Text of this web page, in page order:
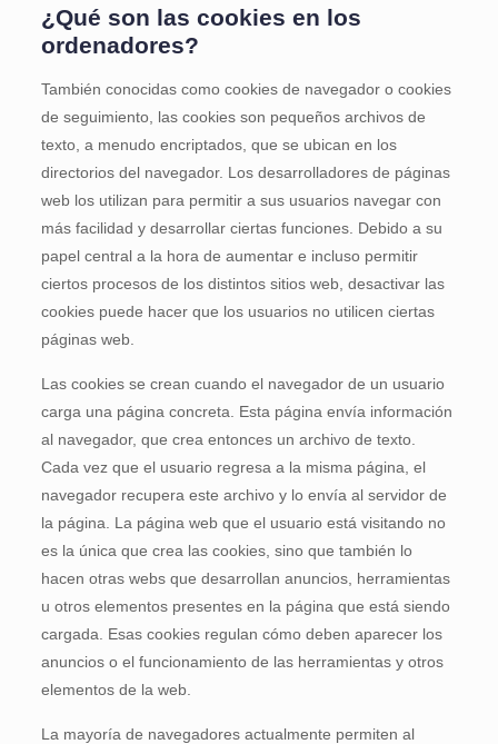
¿Qué son las cookies en los
ordenadores?
También conocidas como cookies de navegador o cookies
de seguimiento, las cookies son pequeños archivos de
texto, a menudo encriptados, que se ubican en los
directorios del navegador. Los desarrolladores de páginas
web los utilizan para permitir a sus usuarios navegar con
más facilidad y desarrollar ciertas funciones. Debido a su
papel central a la hora de aumentar e incluso permitir
ciertos procesos de los distintos sitios web, desactivar las
cookies puede hacer que los usuarios no utilicen ciertas
páginas web.
Las cookies se crean cuando el navegador de un usuario
carga una página concreta. Esta página envía información
al navegador, que crea entonces un archivo de texto.
Cada vez que el usuario regresa a la misma página, el
navegador recupera este archivo y lo envía al servidor de
la página. La página web que el usuario está visitando no
es la única que crea las cookies, sino que también lo
hacen otras webs que desarrollan anuncios, herramientas
u otros elementos presentes en la página que está siendo
cargada. Esas cookies regulan cómo deben aparecer los
anuncios o el funcionamiento de las herramientas y otros
elementos de la web.
La mayoría de navegadores actualmente permiten al